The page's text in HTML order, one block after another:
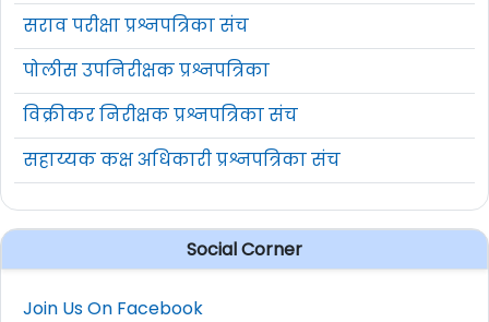
सराव परीक्षा प्रश्नपत्रिका संच
पोलीस उपनिरीक्षक प्रश्नपत्रिका
विक्रीकर निरीक्षक प्रश्नपत्रिका संच
सहाय्यक कक्ष अधिकारी प्रश्नपत्रिका संच
Social Corner
Join Us On Facebook